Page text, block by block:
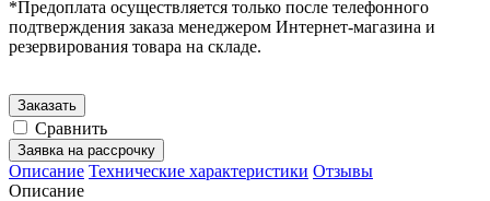
*Предоплата осуществляется только после телефонного
подтверждения заказа менеджером Интернет-магазина и
резервирования товара на складе.
Заказать
Сравнить
Заявка на рассрочку
Описание Технические характеристики Отзывы
Описание